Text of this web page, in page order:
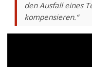
den Ausfall eines
kompensieren.“